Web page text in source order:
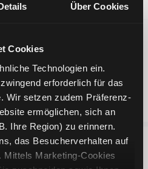
Über Cookies
Cookies
Technologien ein.
erforderlich für das
Wir setzen zudem Präferenz-
ermöglichen, sich an
Ihre Region) zu erinnern.
das Besucherverhalten auf
Mittels Marketing-Cookies
66,00 USD